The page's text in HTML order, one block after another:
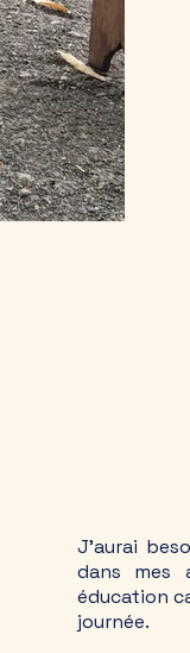
J'aurai
dans mes
éducation
journée.